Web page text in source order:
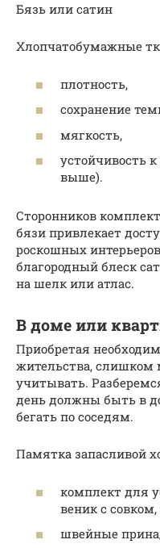
Бязь или сатин
Хлопчатобумажные
плотность,
сохранение
мягкость,
устойчивость
выше).
Сторонников
бязи привлекает
роскошных
благородный блеск
на шелк или атлас.
В доме или
Приобретая
жительства, слишком
учитывать.
день должны быть в
бегать по соседям.
Памятка запасливой
комплект для
веник с
швейные